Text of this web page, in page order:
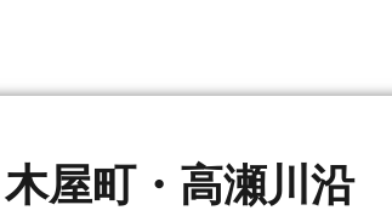
屋町・高瀬川沿